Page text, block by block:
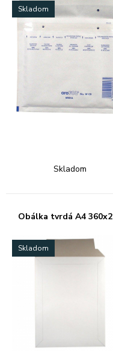
Skladom
Skladom
Obálka tvrdá A4
Skladom